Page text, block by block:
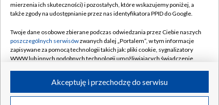
Naziemna Telewizja Cyfrowa
Rada Programowa
System NOS
Informacje o nadawcy
Program dla prasy
Pomoc
Kontakt
Kanały
©2026 Telewizja Polska S.A. w likwidacji
mierzenia ich skuteczności) i pozostałych, które wskazujemy poniżej, a
także zgody na udostępnianie przez nas identyfikatora PPID do Google.
Twoje dane osobowe zbierane podczas odwiedzania przez Ciebie naszych
poszczególnych serwisówzwanych dalej „Portalem”, w tym informacje
zapisywane za pomocą technologii takich jak: pliki cookie, sygnalizatory
WWW lub innych podobnych technologii umożliwiających świadczenie
ruchu w Internecie.Akceptuję i przechodzę do serwisu